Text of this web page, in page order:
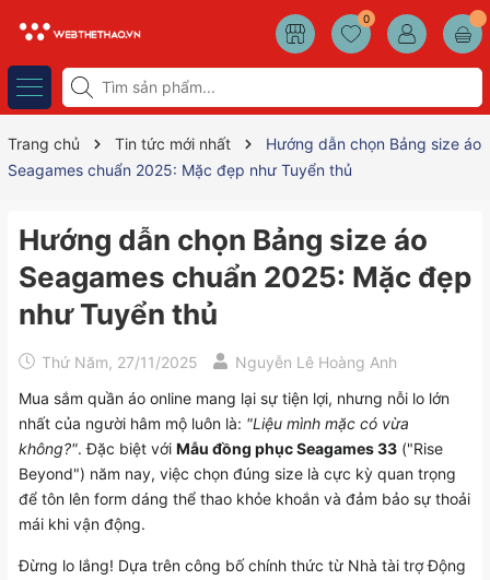
0
Trang chủ Tin tức mới nhất
Hướng dẫn chọn Bảng size áo
Seagames chuẩn 2025: Mặc đẹp như Tuyển thủ
Hướng dẫn chọn Bảng size áo
Seagames chuẩn 2025: Mặc đẹp
như Tuyển thủ
Thứ Năm, 27/11/2025
Nguyễn Lê Hoàng Anh
Mua sắm quần áo online mang lại sự tiện lợi, nhưng nỗi lo lớn
nhất của người hâm mộ luôn là: "Liệu mình mặc có vừa
không?". Đặc biệt với Mẫu đồng phục Seagames 33 ("Rise
Beyond") năm nay, việc chọn đúng size là cực kỳ quan trọng
để tôn lên form dáng thể thao khỏe khoắn và đảm bảo sự thoải
mái khi vận động.
Đừng lo lắng! Dựa trên công bố chính thức từ Nhà tài trợ Động